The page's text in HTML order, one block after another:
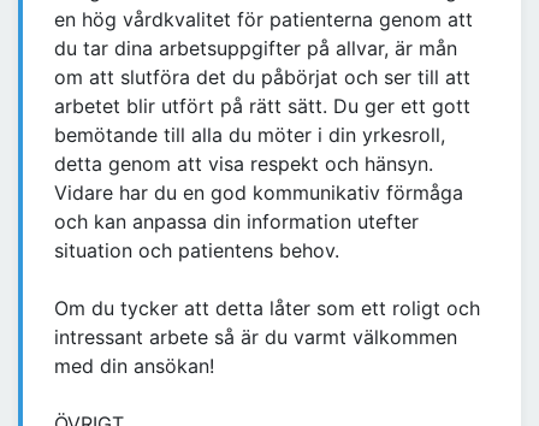
en hög vårdkvalitet för patienterna genom att
du tar dina arbetsuppgifter på allvar, är mån
om att slutföra det du påbörjat och ser till att
arbetet blir utfört på rätt sätt. Du ger ett gott
bemötande till alla du möter i din yrkesroll,
detta genom att visa respekt och hänsyn.
Vidare har du en god kommunikativ förmåga
och kan anpassa din information utefter
situation och patientens behov.
Om du tycker att detta låter som ett roligt och
intressant arbete så är du varmt välkommen
med din ansökan!